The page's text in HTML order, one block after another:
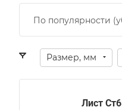
По популярности
Размер, мм
Лист